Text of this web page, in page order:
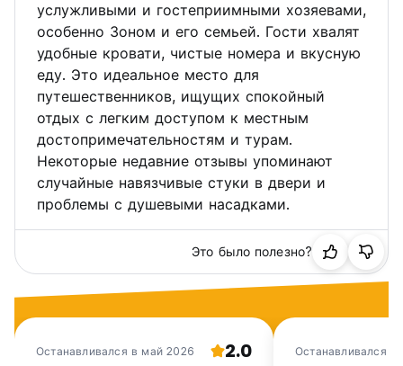
услужливыми и гостеприимными хозяевами,
особенно Зоном и его семьей. Гости хвалят
удобные кровати, чистые номера и вкусную
еду. Это идеальное место для
путешественников, ищущих спокойный
отдых с легким доступом к местным
достопримечательностям и турам.
Некоторые недавние отзывы упоминают
случайные навязчивые стуки в двери и
проблемы с душевыми насадками.
Это было полезно?
Останавливался в май 2026 2.0
Останавливался в